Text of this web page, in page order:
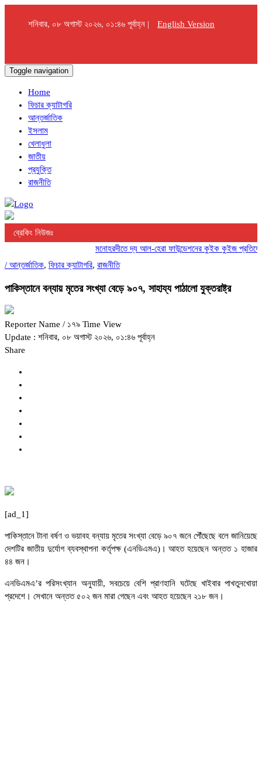
শনিবার, ০৮ অগাস্ট ২০২৬, ০১:৪৬ পূর্বাহ্ন | English Version
Toggle navigation
Home
ফিচার ক্যাটাগরি
আন্তর্জাতিক
ইসলাম
খেলাধুলা
জাতীয়
প্রযুক্তি
রাজনীতি
ব্রেকিং নিউজঃ
মনোহরদীতে দ্য আল-হেরা ফাউন্ডেশনের কুইক কুইজ
/ আন্তর্জাতিক, ফিচার ক্যাটাগরি, রাজনীতি
পাকিস্তানে বন্যায় মৃতের সংখ্যা বেড়ে ৯০৭, সাহায্য পাঠালো যুক্তরাষ্ট্র
Reporter Name / ১৭৯ Time View
Update : শনিবার, ০৮ অগাস্ট ২০২৬, ০১:৪৬ পূর্বাহ্ন
Share
[ad_1]
পাকিস্তানে টানা বর্ষণ ও ভয়াবহ বন্যায় মৃতের সংখ্যা বেড়ে ৯০৭ জনে পৌঁছেছে বলে জানিয়েছে
দেশটির জাতীয় দুর্যোগ ব্যবস্থাপনা কর্তৃপক্ষ (এনডিএমএ)। আহত হয়েছেন অন্তত ১ হাজার
৪৪ জন।
এনডিএমএ’র পরিসংখ্যান অনুযায়ী, সবচেয়ে বেশি প্রাণহানি ঘটেছে খাইবার পাখতুনখোয়া
প্রদেশে। সেখানে অন্তত ৫০২ জন মারা গেছেন এবং আহত হয়েছেন ২১৮ জন।